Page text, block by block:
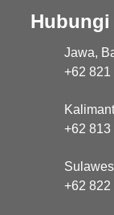
Hubungi
Jawa,
+62 821
+62 813
+62 822